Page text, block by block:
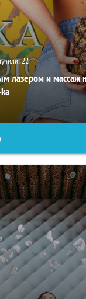
22
лазером и массаж